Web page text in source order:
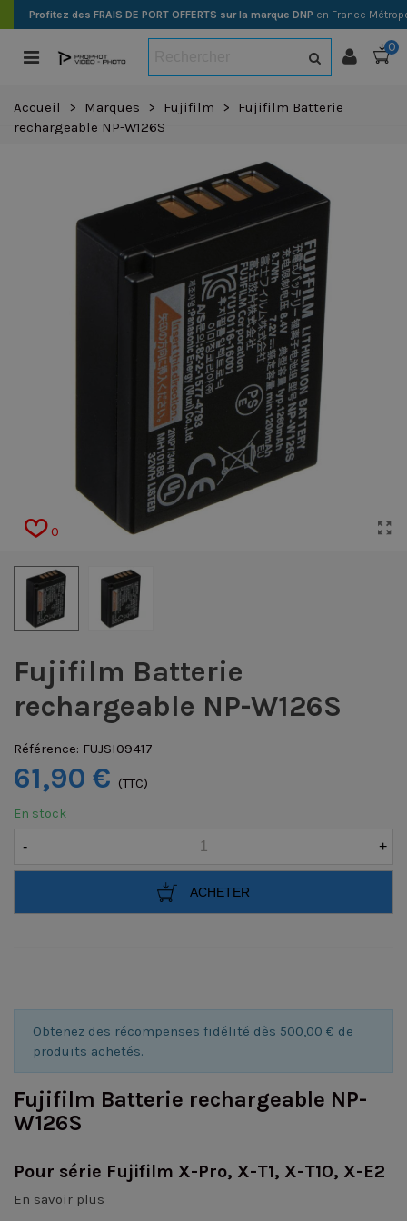
Profitez des FRAIS DE PORT OFFERTS sur la marque DNP en France
0
Accueil > Marques > Fujifilm >
Fujifilm Batterie
rechargeable NP-W126S
0
Fujifilm Batterie
rechargeable NP-W126S
Référence: FUJSI09417
61,90 € (TTC)
En stock
- +
ACHETER
Obtenez des récompenses fidélité dès 500,00 € de
produits achetés.
Fujifilm Batterie rechargeable NP-
W126S
Pour série Fujifilm X-Pro, X-T1, X-T10, X-E2
En savoir plus